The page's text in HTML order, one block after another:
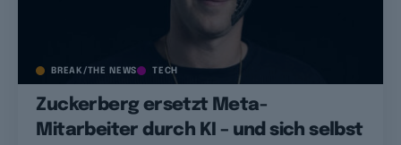
BREAK/THE NEWS TECH
Zuckerberg ersetzt Meta-
Mitarbeiter durch KI – und sich selbst